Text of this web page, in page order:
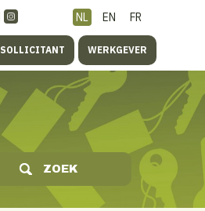
NL EN FR
SOLLICITANT WERKGEVER
ZOEK